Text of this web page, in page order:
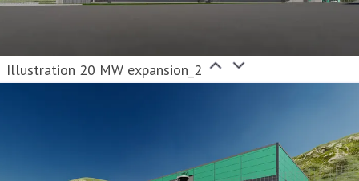
Illustration 20 MW expansion_2